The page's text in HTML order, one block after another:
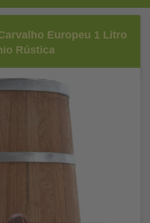
Europeu 1 Litro
Rústica